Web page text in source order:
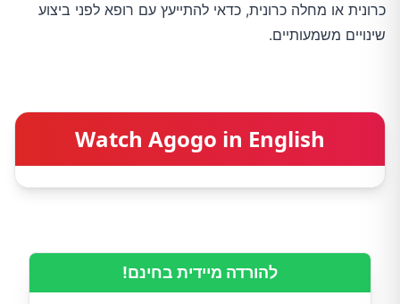
כרונית או מחלה כרונית, כדאי להתייעץ עם רופא לפני ביצוע
שינויים משמעותיים.
Watch Agogo in English
להורדה מיידית בחינם!